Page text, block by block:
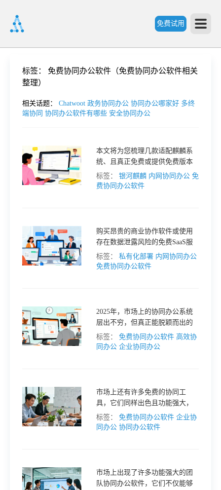
免费试用
格
见
题
标签：
免费协同办公软件（免费协同办公软件相关
整理）
相关话题： Chatwoot 政务协同办公 协同办公哪家好 多终
端协同 协同办公软件有哪些 安全协同办公
本文将为您梳理几款适配麒麟系
统、且真正免费或提供免费版本
的内网聊天软件，并提供实用的
选型指南。
标签： 银河麒麟 内网协同办公 免
费协同办公软件
购买昂贵的商业协作软件或使用
存在数据泄露风险的免费SaaS服
务，都不是理想的解决方案。幸
运的是，市场上涌现了一批支持
控。
标签： 私有化部署 内网协同办公
免费协同办公软件
2025年，市场上的协同办公系统
层出不穷，但真正能脱颖而出的
却寥寥无几。今天，就让我们来
盘点一下2025年5款主流协同办公
标签： 免费协同办公软件 高效协
同办公 企业协同办公
市场上还有许多免费的协同工
具，它们同样出色且功能强大，
能够满足不同团队的需求。今
天，就让我们一起探索这些隐藏
标签： 免费协同办公软件 企业协
同办公 协同办公软件
市场上出现了许多功能强大的团
队协同办公软件，它们不仅能够